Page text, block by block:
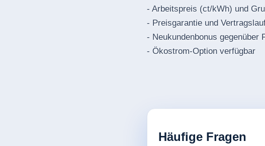
- Arbeitspreis (ct/kWh) und
- Preisgarantie und
- Neukundenbonus gegenüber
- Ökostrom-Option verfügbar
Häufige Fragen